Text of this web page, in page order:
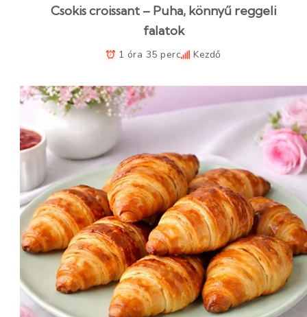
Csokis croissant – Puha, könnyű reggeli
falatok
1 óra 35 perc Kezdő